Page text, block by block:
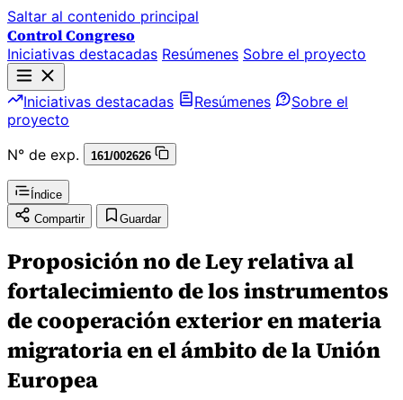
Saltar al contenido principal
Control Congreso
Iniciativas destacadas Resúmenes Sobre el proyecto
Iniciativas destacadas Resúmenes
Sobre el
proyecto
N° de exp.
161/002626
Índice
Compartir
Guardar
Proposición no de Ley relativa al
fortalecimiento de los instrumentos
de cooperación exterior en materia
migratoria en el ámbito de la Unión
Europea